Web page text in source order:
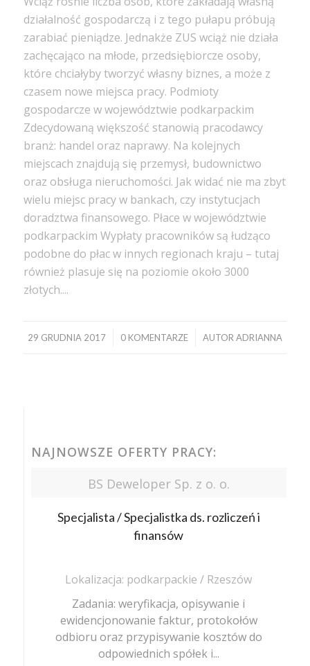
działalność gospodarczą i z tego pułapu próbują
zarabiać pieniądze. Jednakże ZUS wciąż nie działa
zachęcająco na młode, przedsiębiorcze osoby,
które chciałyby tworzyć własny biznes, a może z
czasem nowe miejsca pracy. Podmioty
gospodarcze w województwie podkarpackim
Zdecydowaną większość stanowią pracodawcy
branż: handel oraz naprawy. Na kolejnych
miejscach znajdują się przemysł, budownictwo
oraz obsługa nieruchomości. Jak widać nie ma zbyt
wielu miejsc pracy w bankach, czy instytucjach
doradztwa finansowego. Płace w województwie
podkarpackim Wypłaty pracowników są łudząco
podobne do płac w innych regionach kraju – tutaj
również plasuje się na poziomie około 3000
złotych....
29 GRUDNIA 2017
/ 0 KOMENTARZE
/ AUTOR ADRIANNA
NAJNOWSZE OFERTY PRACY:
BS Deweloper Sp. z o. o.
Specjalista / Specjalistka ds. rozliczeń i
finansów
Lokalizacja: podkarpackie / Rzeszów
Zadania: weryfikacja, opisywanie i
ewidencjonowanie faktur, protokołów
odbioru oraz przypisywanie kosztów do
odpowiednich spółek i...